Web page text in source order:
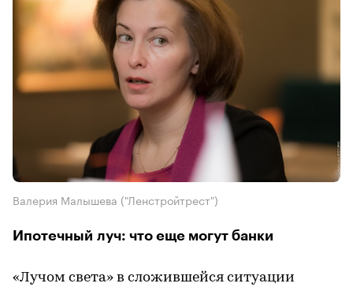
Валерия Малышева ("Ленстройтрест")
Ипотечный луч: что еще могут банки
«Лучом света» в сложившейся ситуации